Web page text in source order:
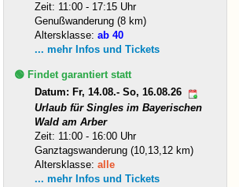
Zeit: 11:00 - 17:15 Uhr
Genußwanderung (8 km)
Altersklasse:ab 40
... mehr Infos und Tickets
🟢 Findet garantiert statt
Datum: Fr, 14.08.- So, 16.08.26
Urlaub für Singles im Bayerischen
Wald am Arber
Zeit: 11:00 - 16:00 Uhr
Ganztagswanderung (10,13,12 km)
Altersklasse:alle
... mehr Infos und Tickets